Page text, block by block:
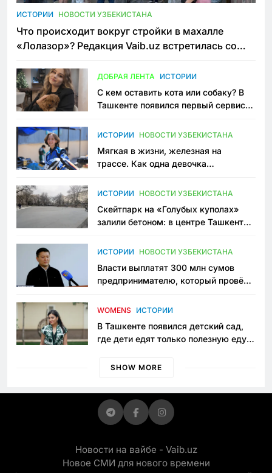
ИСТОРИИ НОВОСТИ УЗБЕКИСТАНА
Что происходит вокруг стройки в махалле
«Лолазор»? Редакция Vaib.uz встретилась со
ДОБРАЯ ЛЕНТА ИСТОРИИ
С кем оставить кота или собаку? В
Ташкенте появился первый сервис
ИСТОРИИ НОВОСТИ УЗБЕКИСТАНА
Мягкая в жизни, железная на
трассе. Как одна девочка
Узбекистане
ИСТОРИИ НОВОСТИ УЗБЕКИСТАНА
Скейтпарк на «Голубых куполах»
залили бетоном: в центре Ташкента
пространство
ИСТОРИИ НОВОСТИ УЗБЕКИСТАНА
Власти выплатят 300 млн сумов
предпринимателю, который провёл
приговору
WOMENS ИСТОРИИ
В Ташкенте появился детский сад,
где дети едят только полезную еду.
просить «кашу без сахара»
SHOW MORE
Новости на вайбе - Vaib.uz
Новое СМИ для нового времени